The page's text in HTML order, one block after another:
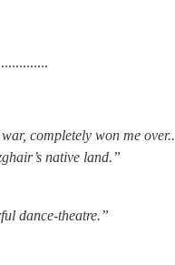
completely won me over..
native land.”
dance-theatre.”